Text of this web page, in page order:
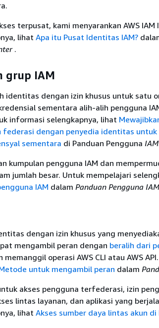
terpusat, kami menyarankan AWS
lihat Apa itu Pusat Identitas IAM?
.
grup IAM
identitas dengan izin khusus untuk satu
sementara alih-alih pengguna
informasi selengkapnya, lihat
federasi dengan penyedia identitas untuk
sementara di Panduan Pengguna IAM
kumpulan pengguna IAM dan
jumlah besar. Untuk mempelajari
IAM dalam Panduan Pengguna IAM
dengan izin khusus yang
mengambil peran dengan beralih dari
memanggil operasi AWS CLI atau AWS
untuk mengambil peran dalam
akses pengguna terfederasi, izin
lintas layanan, dan aplikasi yang
lihat Akses sumber daya lintas akun di